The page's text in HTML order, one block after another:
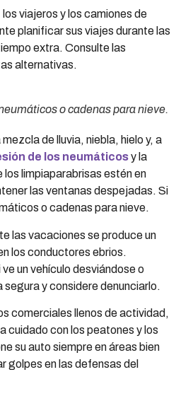
viajeros y los camiones de
planificar sus viajes durante las
extra. Consulte las
alternativas.
o cadenas para nieve.
de lluvia, niebla, hielo y, a
de los neumáticosy la
limpiaparabrisas estén en
las ventanas despejadas. Si
o cadenas para nieve.
las vacaciones se produce un
los conductores ebrios.
un vehículo desviándose o
y considere denunciarlo.
comerciales llenos de actividad,
cuidado con los peatones y los
su auto siempre en áreas bien
golpes en las defensas del